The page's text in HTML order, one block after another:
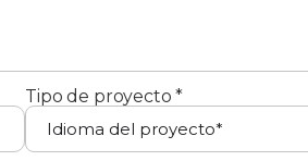
Tipo de proyecto *